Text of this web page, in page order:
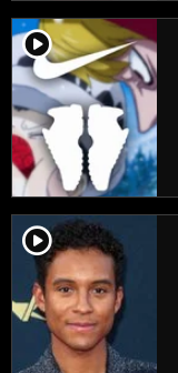
player2
player2